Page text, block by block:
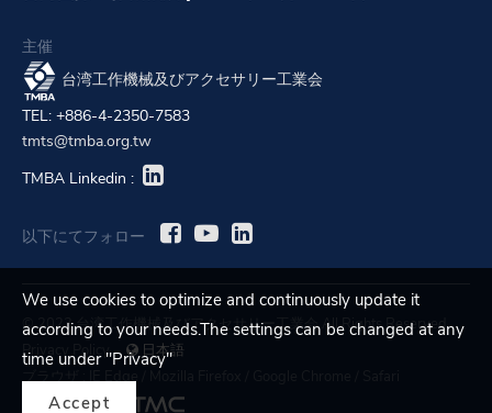
We use cookies to optimize and continuously update it
according to your needs.The settings can be changed at any
time under "Privacy"
Accept
主催
台湾工作機械及びアクセサリー工業会
TEL: +886-4-2350-7583
tmts@tmba.org.tw
TMBA Linkedin :
以下にてフォロー
© 2023 台湾工作機械及びアクセサリー工業会 All Rights Reserved.
Privacy Policy
日本語
ブラウザ :IE Edge
Designed by